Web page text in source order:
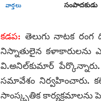
వార్తలు సంపాదకుడు
కడప: తెలుగు నాటక రంగ
నిస్నాతులైన కళాకారులను
వి.అనిల్‌కుమార్
సమావేశం నిర్వహించారు.
సాంస్కృతిక కార్యక్రమాలను